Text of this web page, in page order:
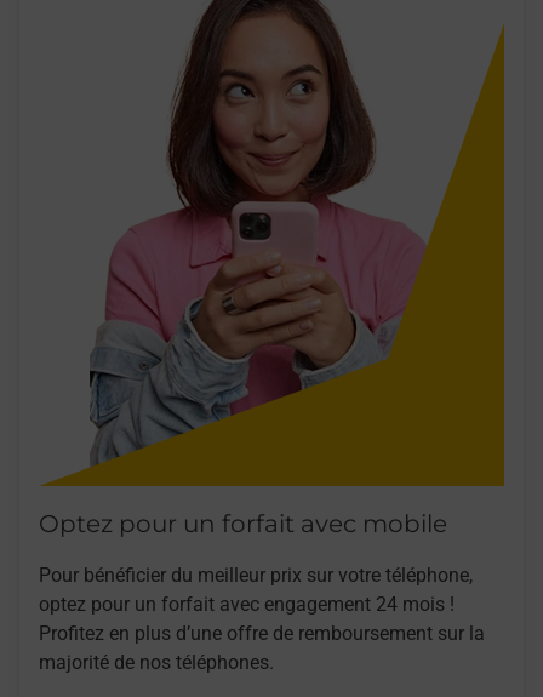
Optez pour un forfait avec mobile
Pour bénéficier du meilleur prix sur votre téléphone,
optez pour un forfait avec engagement 24 mois !
Profitez en plus d’une offre de remboursement sur la
majorité de nos téléphones.